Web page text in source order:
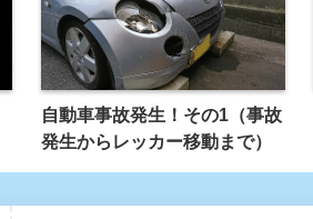
自動車事故発生！その1（事故
発生からレッカー移動まで）